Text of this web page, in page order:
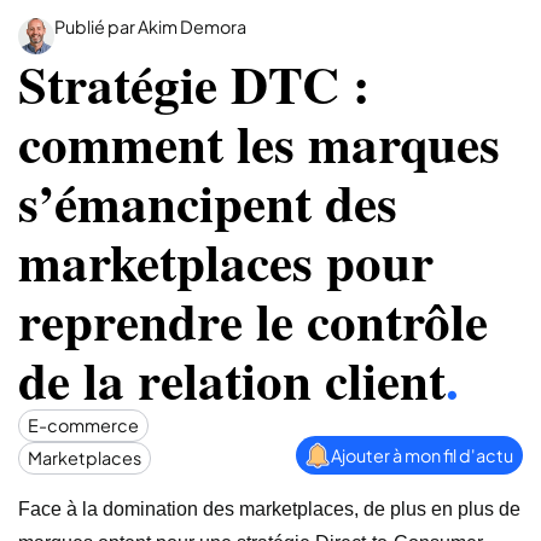
Publié par Akim Demora
Stratégie DTC :
comment les marques
s’émancipent des
marketplaces pour
reprendre le contrôle
de la relation client.
E-commerce
Marketplaces
Ajouter à mon fil d'actu
Face à la domination des marketplaces, de plus en plus de